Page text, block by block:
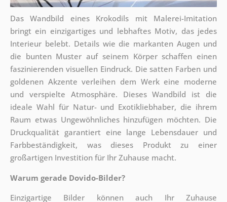
Das Wandbild eines Krokodils mit Malerei-Imitation
bringt ein einzigartiges und lebhaftes Motiv, das jedes
Interieur belebt. Details wie die markanten Augen und
die bunten Muster auf seinem Körper schaffen einen
faszinierenden visuellen Eindruck. Die satten Farben und
goldenen Akzente verleihen dem Werk eine moderne
und verspielte Atmosphäre. Dieses Wandbild ist die
ideale Wahl für Natur- und Exotikliebhaber, die ihrem
Raum etwas Ungewöhnliches hinzufügen möchten. Die
Druckqualität garantiert eine lange Lebensdauer und
Farbbeständigkeit, was dieses Produkt zu einer
großartigen Investition für Ihr Zuhause macht.
Warum gerade Dovido-Bilder?
Einzigartige Bilder können auch Ihr Zuhause